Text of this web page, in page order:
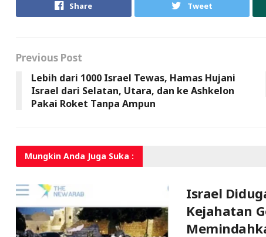
Share Tweet
Previous Post
Lebih dari 1000 Israel Tewas, Hamas Hujani
Israel dari Selatan, Utara, dan ke Ashkelon
Pakai Roket Tanpa Ampun
Mungkin Anda Juga Suka :
Israel
Kejahatan